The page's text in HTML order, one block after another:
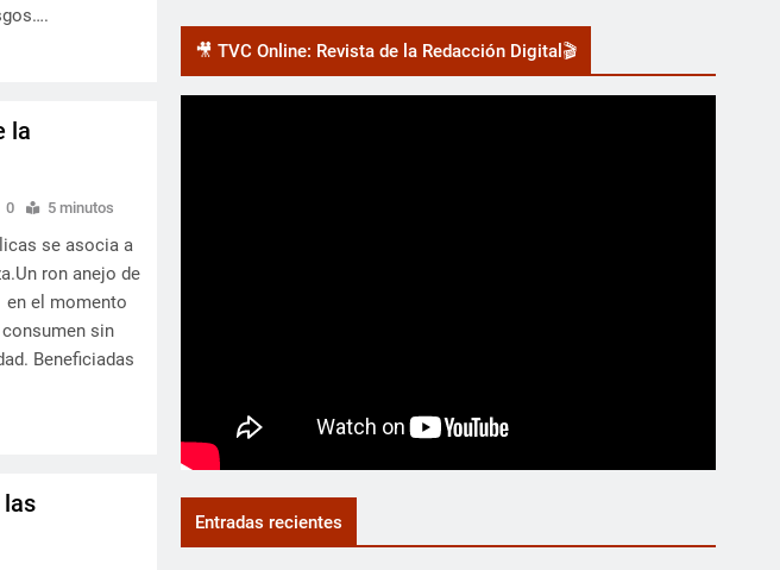
la
0 5 minutos
se asocia a
ron anejo de
en el momento
sin
Beneficiadas
🎥 TVC Online: Revista de la Redacción Digital🎬
Entradas recientes